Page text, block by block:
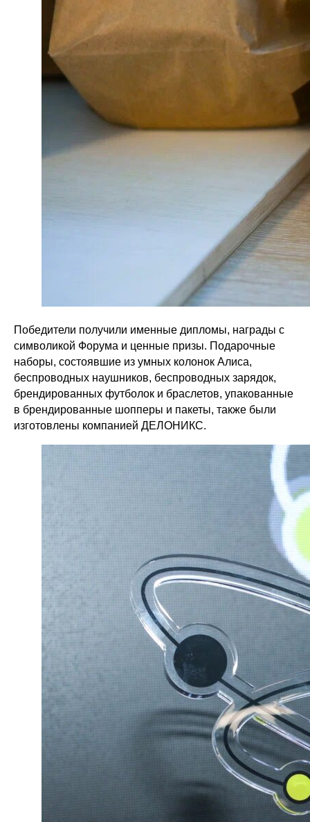
Победители получили именные дипломы, награды с
символикой Форума и ценные призы. Подарочные
наборы, состоявшие из умных колонок Алиса,
беспроводных наушников, беспроводных зарядок,
брендированных футболок и браслетов, упакованные
в брендированные шопперы и пакеты, также были
изготовлены компанией ДЕЛОНИКС.